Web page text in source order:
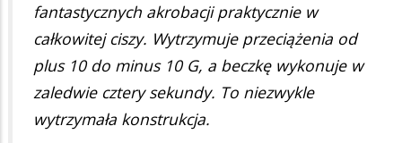
fantastycznych akrobacji praktycznie w
całkowitej ciszy. Wytrzymuje przeciążenia od
plus 10 do minus 10 G, a beczkę wykonuje w
zaledwie cztery sekundy. To niezwykle
wytrzymała konstrukcja.